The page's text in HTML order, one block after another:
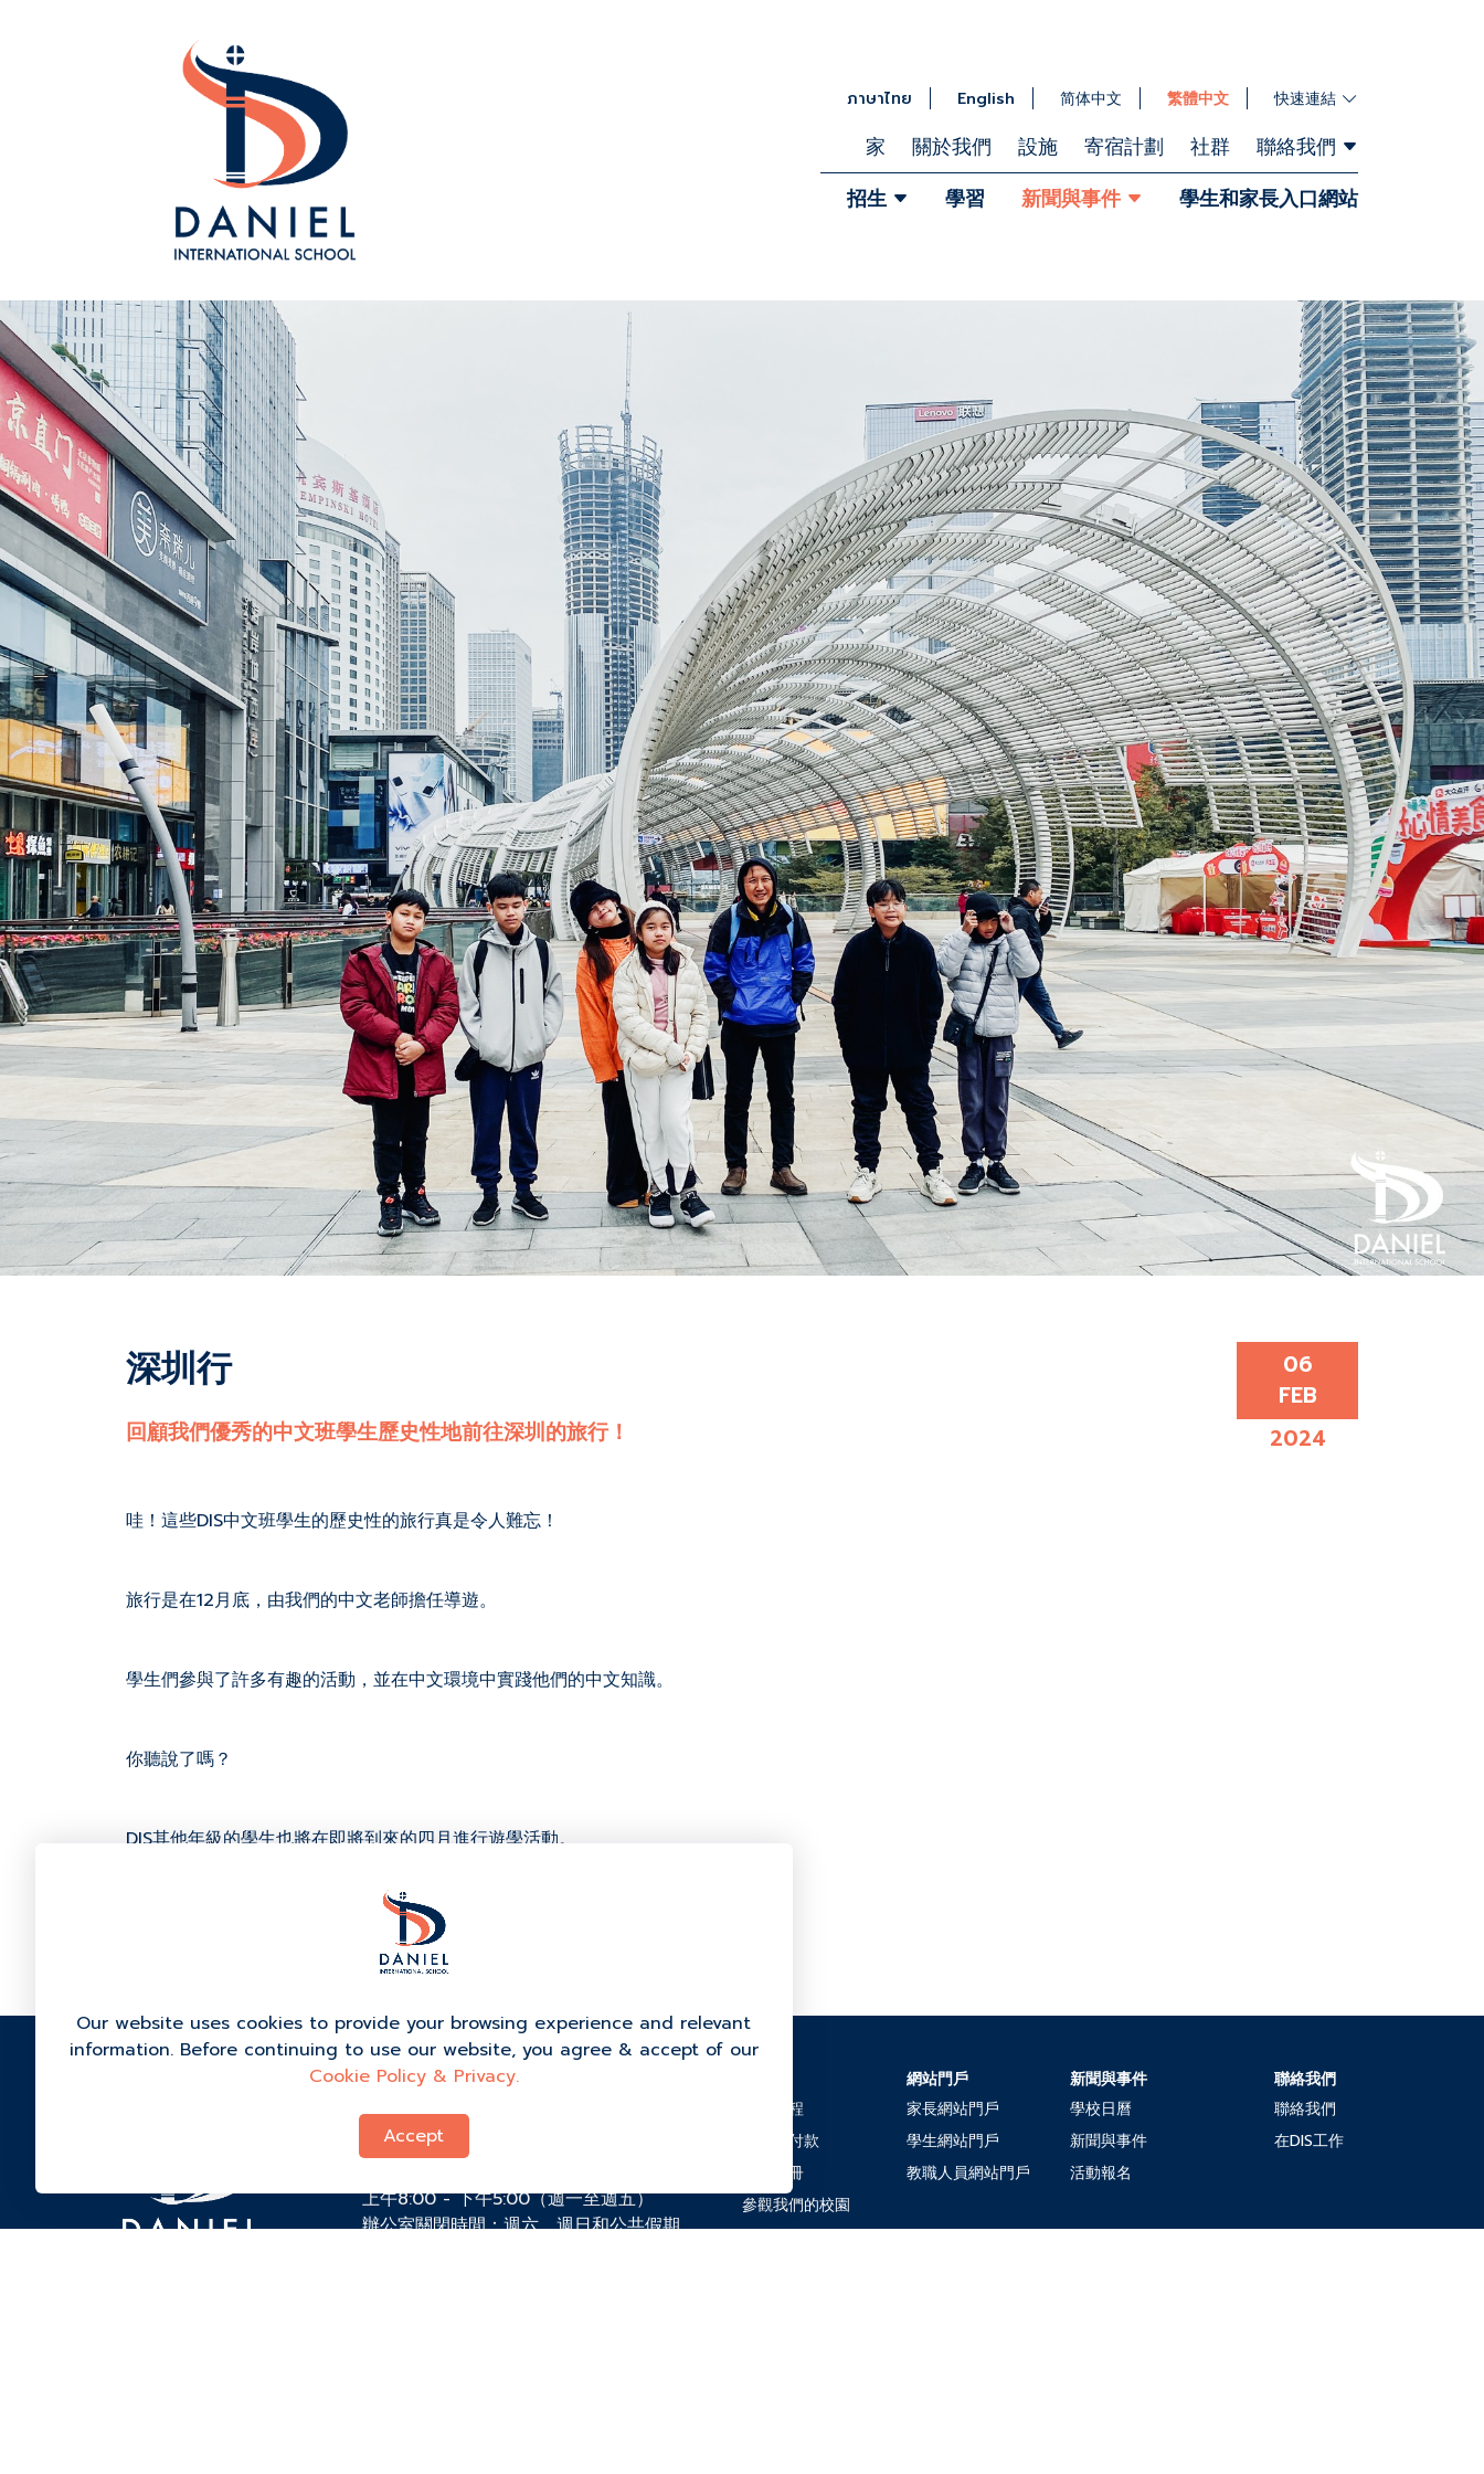
ภาษาไทย English 简体中文 繁體中文 快速連結
家 關於我們 設施 寄宿計劃 社群
聯絡我們
招生
學習 新聞與事件 學生和家長入口網站
深圳行
回顧我們優秀的中文班學生歷史性地前往深圳的旅行！
06
FEB
2024
哇！這些DIS中文班學生的歷史性的旅行真是令人難忘！
旅行是在12月底，由我們的中文老師擔任導遊。
學生們參與了許多有趣的活動，並在中文環境中實踐他們的中文知識。
你聽說了嗎？
DIS其他年級的學生也將在即將到來的四月進行遊學活動。
你能猜到是哪一年級，去哪個國家嗎？
99/1 Ban Bo Chalok, Moo 4 Thung
Kong, Kanchanadit District, 素叻他尼
84290, 泰國
上午8:00 - 下午5:00（週一至週五）
辦公室關閉時間：週六、週日和公共假期
入學流程
學費及付款
電子手冊
參觀我們的校園
網站門戶
家長網站門戶
學生網站門戶
教職人員網站門戶
新聞與事件
學校日曆
新聞與事件
活動報名
聯絡我們
聯絡我們
在DIS工作
Our website uses cookies to provide your browsing experience and relevant
information. Before continuing to use our website, you agree & accept of our
Cookie Policy & Privacy.
Accept